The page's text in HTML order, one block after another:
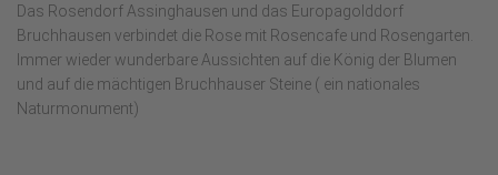
Das Rosendorf Assinghausen und das Europagolddorf
Bruchhausen verbindet die Rose mit Rosencafe und Rosengarten.
Immer wieder wunderbare Aussichten auf die König der Blumen
und auf die mächtigen Bruchhauser Steine ( ein nationales
Naturmonument)